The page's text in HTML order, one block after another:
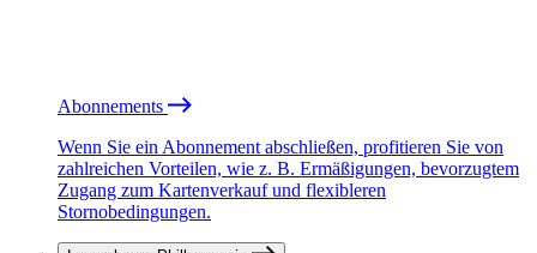
Abonnements
Wenn Sie ein Abonnement abschließen, profitieren Sie von
zahlreichen Vorteilen, wie z. B. Ermäßigungen, bevorzugtem
Zugang zum Kartenverkauf und flexibleren
Stornobedingungen.